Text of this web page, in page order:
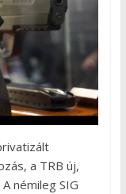
a TRB új,
némileg SIG